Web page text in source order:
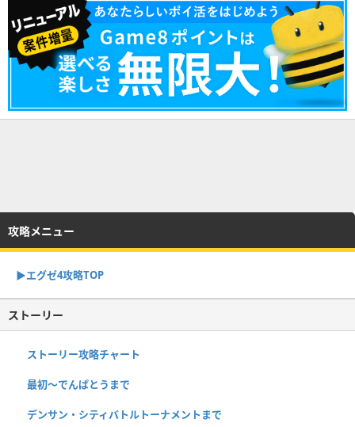
攻略メニュー
▶︎エグゼ4攻略TOP
ストーリー
ストーリー攻略チャート
最初～でんぱとうまで
デンサン・シティバトルトーナメントまで